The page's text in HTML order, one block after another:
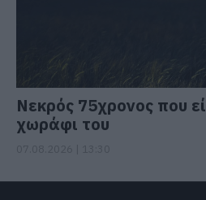
Νεκρός 75χρονος που
χωράφι του